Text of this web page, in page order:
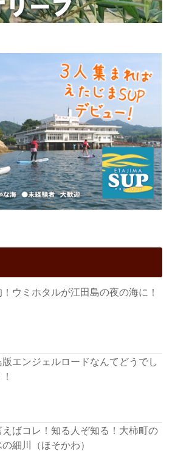
ウミホタルが江田島の夜の海に！
版エンジェルロードなんてどうでし
えばコレ！知る人ぞ知る！大柿町の
細川（ほそかわ）